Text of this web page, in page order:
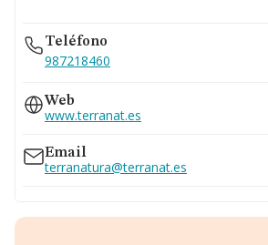
Teléfono
987218460
Web
www.terranat.es
Email
terranatura@terranat.es